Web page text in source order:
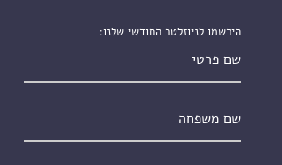
הירשמו לניוזלטר החודשי שלנו: